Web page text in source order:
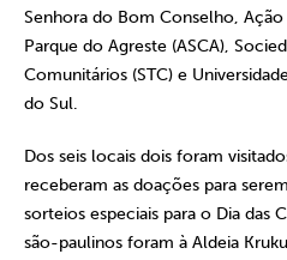
Senhora do Bom Conselho,
Parque do Agreste (ASCA),
Comunitários (STC) e
do Sul.
Dos seis locais dois foram
receberam as doações para
sorteios especiais para o Dia das
são-paulinos foram à Aldeia